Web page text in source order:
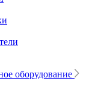
оборудование